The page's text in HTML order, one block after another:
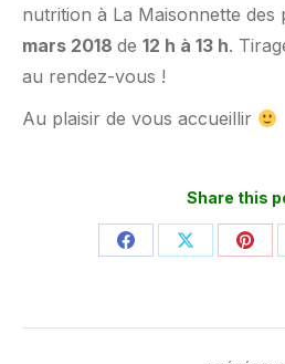
nutrition à La Maisonnette des
mars 2018 de 12 h à 13 h.
au rendez-vous !
Au plaisir de vous accueillir
Share this
PartagerPartager